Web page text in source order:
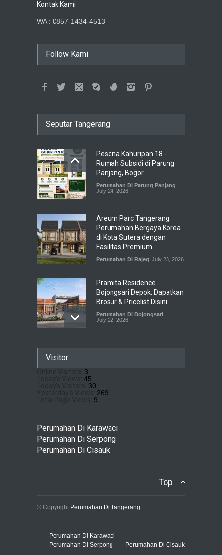
Kontak Kami
WA : 0857-1434-4513
Follow Kami
Seputar Tangerang
Pesona Kahuripan 18 -
Rumah Subsidi di Parung
Panjang, Bogor
Perumahan Di Parung Panjang
July 24, 2026
Areum Parc Tangerang:
Perumahan Bergaya Korea
di Kota Sutera dengan
Fasilitas Premium
Perumahan Di Rajeg July 23, 2026
Pramita Residence
Bojongsari Depok: Dapatkan
Brosur & Pricelist Disini
Perumahan Di Bojongsari
July 22, 2026
Nuansa Resort di Gading
Serpong
Perumahan Di Serpong
Visitor
3
45
30
269
9
Perumahan Di Karawaci
Perumahan Di Serpong
Perumahan Di Cisauk
Top
© Copyright Perumahan Di Tangerang
Perumahan Di Karawaci
Perumahan Di Serpong
Perumahan Di Cisauk